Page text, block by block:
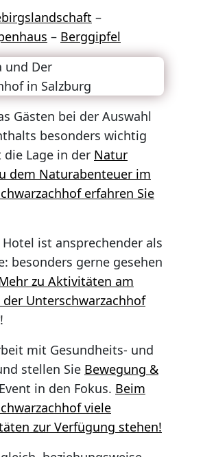
–
– Berggipfel
Gästen bei der Auswahl
besonders wichtig
Lage in der Natur
dem Naturabenteuer im
erfahren Sie
ist ansprechender als
besonders gerne gesehen
zu Aktivitäten am
Unterschwarzachhof
!
mit Gesundheits- und
stellen Sie Bewegung &
in den Fokus. Beim
viele
zur Verfügung stehen!